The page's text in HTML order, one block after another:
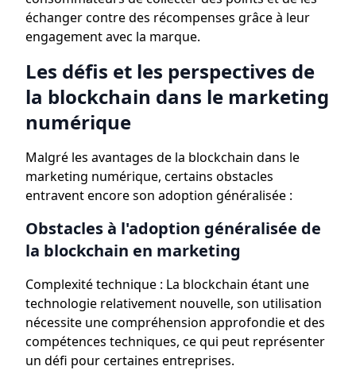
échanger contre des récompenses grâce à leur
engagement avec la marque.
Les défis et les perspectives de
la blockchain dans le marketing
numérique
Malgré les avantages de la blockchain dans le
marketing numérique, certains obstacles
entravent encore son adoption généralisée :
Obstacles à l'adoption généralisée de
la blockchain en marketing
Complexité technique : La blockchain étant une
technologie relativement nouvelle, son utilisation
nécessite une compréhension approfondie et des
compétences techniques, ce qui peut représenter
un défi pour certaines entreprises.